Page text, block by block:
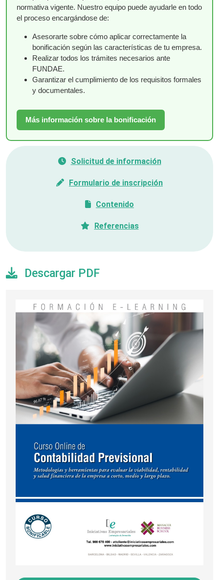
normativa vigente. Nuestro equipo puede ayudarle en todo
el proceso encargándose de:
Asesorarte sobre cómo aplicar correctamente la
bonificación según las características de tu empresa.
Realizar todos los trámites necesarios ante
FUNDAE.
Garantizar el cumplimiento de los requisitos formales
y documentales.
Más información sobre la bonificación
Solicitud de información
Formulario de inscripción
Contenido
Referencias
Descargar PDF